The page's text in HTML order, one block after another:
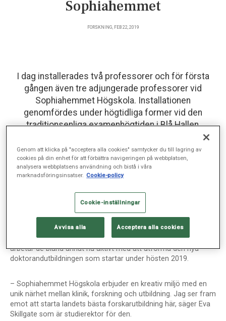
Sophiahemmet
FORSKNING, FEB 22, 2019
I dag installerades två professorer och för första
gången även tre adjungerade professorer vid
Sophiahemmet Högskola. Installationen
genomfördes under högtidliga former vid den
traditionsenliga examenhögtiden i Blå Hallen,
– Vi är oerhört stolta över att ha knutit dessa kompetenta
riktningen mot vår vision att vara en ledande akademisk
högskola, säger rektor Johanna Adami.
Maria Hagströmer och Eva Skillgate är de två professorer i
vårdvetenskap som anställs vid högskolan. Tillsammans
arbetar de bland annat nu aktivt med att utforma den nya
doktorandutbildningen som startar under hösten 2019.
– Sophiahemmet Högskola erbjuder en kreativ miljö med en
unik närhet mellan klinik, forskning och utbildning. Jag ser fram
emot att starta landets bästa forskarutbildning här, säger Eva
Skillgate som är studierektor för den.
Genom att klicka på "acceptera alla cookies" samtycker du till lagring av
cookies på din enhet för att förbättra navigeringen på webbplatsen,
analysera webbplatsens användning och bistå i våra
marknadsföringsinsatser. Cookie-policy
Cookie-inställningar
Avvisa alla Acceptera alla cookies